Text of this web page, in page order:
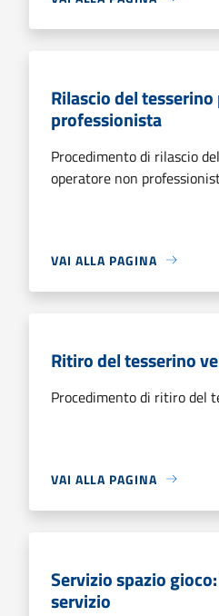
Rilascio del
professionista
Procedimento di rilascio
operatore non
VAI ALLA PAGINA
Ritiro del tesserino
Procedimento di ritiro del
VAI ALLA PAGINA
Servizio spazio
servizio